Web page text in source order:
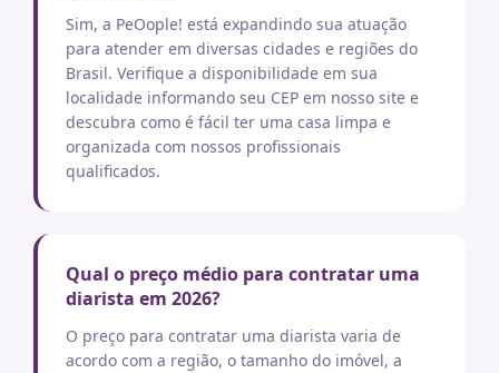
Sim, a PeOople! está expandindo sua atuação
para atender em diversas cidades e regiões do
Brasil. Verifique a disponibilidade em sua
localidade informando seu CEP em nosso site e
descubra como é fácil ter uma casa limpa e
organizada com nossos profissionais
qualificados.
Qual o preço médio para contratar uma
diarista em 2026?
O preço para contratar uma diarista varia de
acordo com a região, o tamanho do imóvel, a